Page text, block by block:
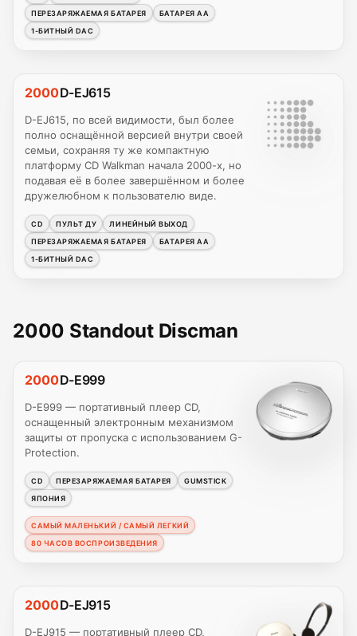
ПЕРЕЗАРЯЖАЕМАЯ БАТАРЕЯ
БАТАРЕЯ AA
1-БИТНЫЙ DAC
2000D-EJ615
D-EJ615, по всей видимости, был более
полно оснащённой версией внутри своей
семьи, сохраняя ту же компактную
платформу CD Walkman начала 2000-х, но
подавая её в более завершённом и более
дружелюбном к пользователю виде.
CD ПУЛЬТ ДУ
ЛИНЕЙНЫЙ ВЫХОД
ПЕРЕЗАРЯЖАЕМАЯ БАТАРЕЯ
БАТАРЕЯ AA
1-БИТНЫЙ DAC
2000 Standout Discman
2000D-E999
D-E999 — портативный плеер CD,
оснащенный электронным механизмом
защиты от пропуска с использованием G-
Protection.
CD ПЕРЕЗАРЯЖАЕМАЯ БАТАРЕЯ
GUMSTICK
ЯПОНИЯ
САМЫЙ МАЛЕНЬКИЙ / САМЫЙ ЛЕГКИЙ
80 ЧАСОВ ВОСПРОИЗВЕДЕНИЯ
2000D-EJ915
D-EJ915 — портативный плеер CD,